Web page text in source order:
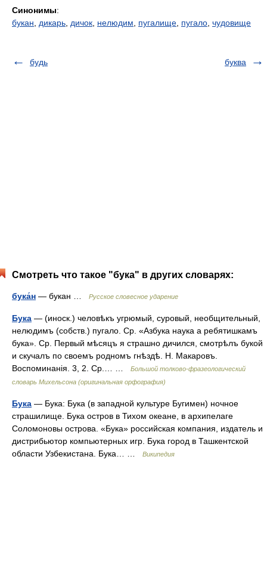
Синонимы:
букан
дикарь дичок нелюдим пугалище пугало чудовище
будь буква
Смотреть что такое "бука" в других словарях:
бука́н — букан … Русское словесное ударение
Бука — (иноск.) человѣкъ угрюмый, суровый, необщительный,
нелюдимъ (собств.) пугало. Ср. «Азбука наука а ребятишкамъ
бука». Ср. Первый мѣсяцъ я страшно дичился, смотрѣлъ букой
и скучалъ по своемъ родномъ гнѣздѣ. Н. Макаровъ.
Воспоминанія. 3, 2. Ср.… …
Большой толково-фразеологический
словарь Михельсона (оригинальная орфография)
Бука — Бука: Бука (в западной культуре Бугимен) ночное
страшилище. Бука остров в Тихом океане, в архипелаге
Соломоновы острова. «Бука» российская компания, издатель и
дистрибьютор компьютерных игр. Бука город в Ташкентской
области Узбекистана. Бука… …
Википедия